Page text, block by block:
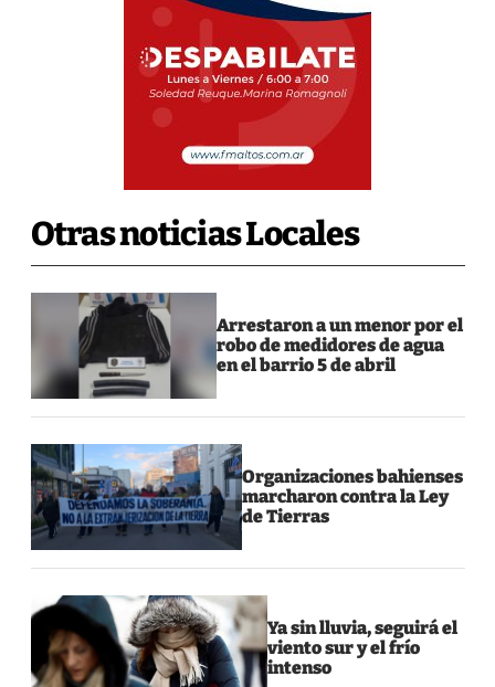
Otras noticias Locales
Arrestaron a un menor por el
robo de medidores de agua
en el barrio 5 de abril
Organizaciones bahienses
marcharon contra la Ley
de Tierras
Ya sin lluvia, seguirá el
viento sur y el frío
intenso